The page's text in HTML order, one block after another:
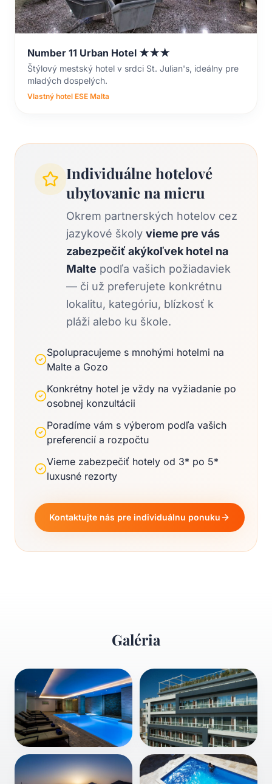
Number 11 Urban Hotel ★★★
Štýlový mestský hotel v srdci St. Julian's, ideálny pre
mladých dospelých.
Vlastný hotel ESE Malta
Individuálne hotelové
ubytovanie na mieru
Okrem partnerských hotelov cez
jazykové školy vieme pre vás
zabezpečiť akýkoľvek hotel na
Malte podľa vašich požiadaviek
— či už preferujete konkrétnu
lokalitu, kategóriu, blízkosť k
pláži alebo ku škole.
Spolupracujeme s mnohými hotelmi na
Malte a Gozo
Konkrétny hotel je vždy na vyžiadanie po
osobnej konzultácii
Poradíme vám s výberom podľa vašich
preferencií a rozpočtu
Vieme zabezpečiť hotely od 3* po 5*
luxusné rezorty
Kontaktujte nás pre individuálnu ponuku
Galéria